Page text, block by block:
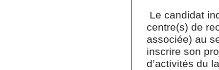
Le candidat
centre(s) de
associée) au
inscrire son
d’activités du